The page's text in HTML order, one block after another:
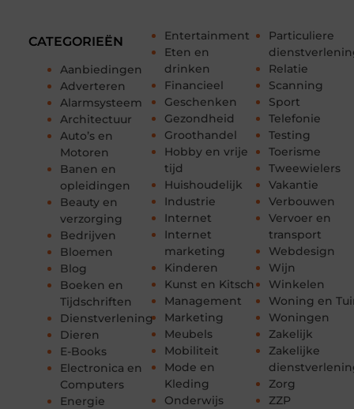
CATEGORIEËN
Aanbiedingen
Adverteren
Alarmsysteem
Architectuur
Auto’s en
Motoren
Banen en
opleidingen
Beauty en
verzorging
Bedrijven
Bloemen
Blog
Boeken en
Tijdschriften
Dienstverlening
Dieren
E-Books
Electronica en
Computers
Energie
Entertainment
Eten en
drinken
Financieel
Geschenken
Gezondheid
Groothandel
Hobby en vrije
tijd
Huishoudelijk
Industrie
Internet
Internet
marketing
Kinderen
Kunst en Kitsch
Management
Marketing
Meubels
Mobiliteit
Mode en
Kleding
Onderwijs
Particuliere
Relatie
Scanning
Sport
Telefonie
Testing
Toerisme
Tweewielers
Vakantie
Verbouwen
Vervoer en
transport
Webdesign
Wijn
Winkelen
Woning en
Woningen
Zakelijk
Zakelijke
Zorg
ZZP